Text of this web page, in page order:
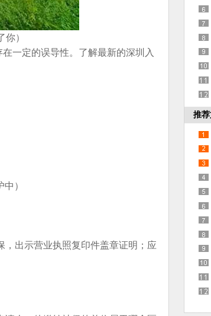
）
一定的误导性。了解最新的深圳入
）
出示营业执照复印件盖章证明；应
推